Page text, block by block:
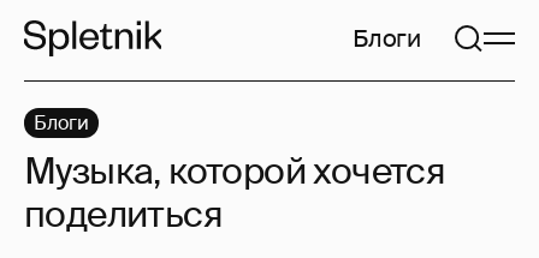
Блоги
Блоги
Музыка, которой хочется
поделиться